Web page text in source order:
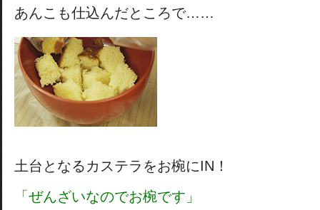
あんこも仕込んだところで……
土台となるカステラをお椀にIN！
「ぜんざいなのでお椀です」